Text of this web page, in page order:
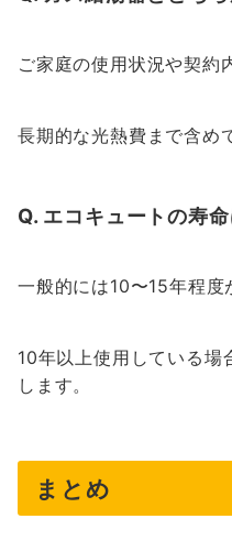
ご家庭の使用状況や契約
長期的な光熱費まで含め
Q. エコキュートの寿
一般的には10〜15年程度
10年以上使用している場
します。
まとめ